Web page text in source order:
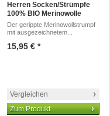
Herren Socken/Strümpfe
100% BIO Merinowolle
Der gerippte Merinowollstrumpf
mit ausgezeichnetem...
15,95 € *
Vergleichen
Zum Produkt